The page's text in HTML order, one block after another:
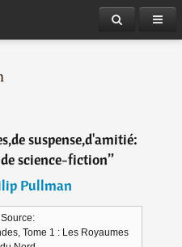
suspense,d'amitié:
science-fiction”
Pullman
Source:
Tome 1 : Les Royaumes